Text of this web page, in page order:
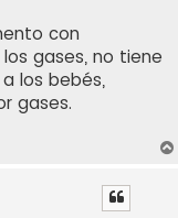
con
gases, no tiene
los bebés,
gases.